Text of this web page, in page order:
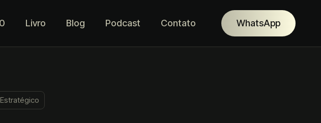
Livro Blog Podcast Contato WhatsApp